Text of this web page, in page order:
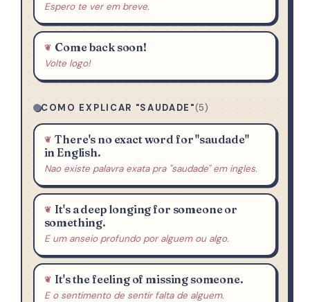
Espero te ver em breve.
Come back soon!
Volte logo!
COMO EXPLICAR "SAUDADE"(5)
There's no exact word for "saudade"
in English.
Nao existe palavra exata pra "saudade" em ingles.
It's a deep longing for someone or
something.
E um anseio profundo por alguem ou algo.
It's the feeling of missing someone.
E o sentimento de sentir falta de alguem.